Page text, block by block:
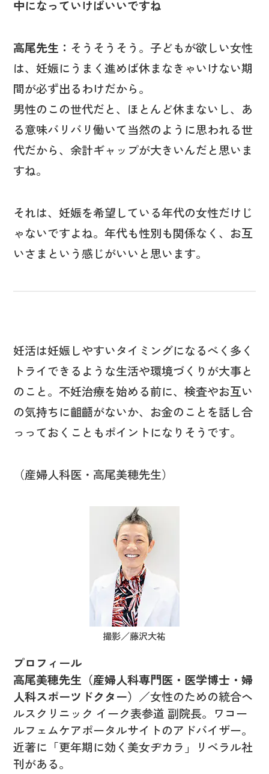
中になっていけばいいですね
高尾先生： そうそうそう。子どもが欲しい女性
は、妊娠にうまく進めば休まなきゃいけない期
間が必ず出るわけだから。
男性のこの世代だと、ほとんど休まないし、あ
る意味バリバリ働いて当然のように思われる世
代だから、余計ギャップが大きいんだと思いま
すね。
それは、妊娠を希望している年代の女性だけじ
ゃないですよね。年代も性別も関係なく、お互
いさまという感じがいいと思います。
妊活は妊娠しやすいタイミングになるべく多く
トライできるような生活や環境づくりが大事と
のこと。不妊治療を始める前に、検査やお互い
の気持ちに齟齬がないか、お金のことを話し合
っっておくこともポイントになりそうです。
（産婦人科医・高尾美穂先生）
撮影／藤沢大祐
プロフィール
高尾美穂先生（産婦人科専門医・医学博士・婦
人科スポーツドクター） ／女性のための統合ヘ
ルスクリニック イーク表参道 副院長。ワコー
ルフェムケアポータルサイトのアドバイザー。
近著に「更年期に効く美女ヂカラ」リベラル社
刊がある。